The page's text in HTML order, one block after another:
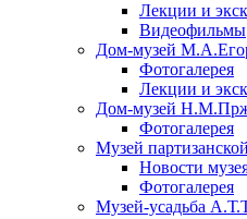
Лекции и
Видеофильмы
Дом-музей
Фотогалерея
Лекции и
Дом-музей
Фотогалерея
Музей
Новости
Фотогалерея
Музей-усадьба